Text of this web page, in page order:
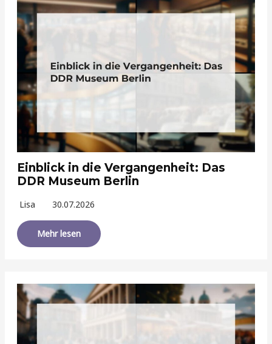
Einblick in die Vergangenheit: Das
DDR Museum Berlin
Lisa 30.07.2026
Mehr lesen